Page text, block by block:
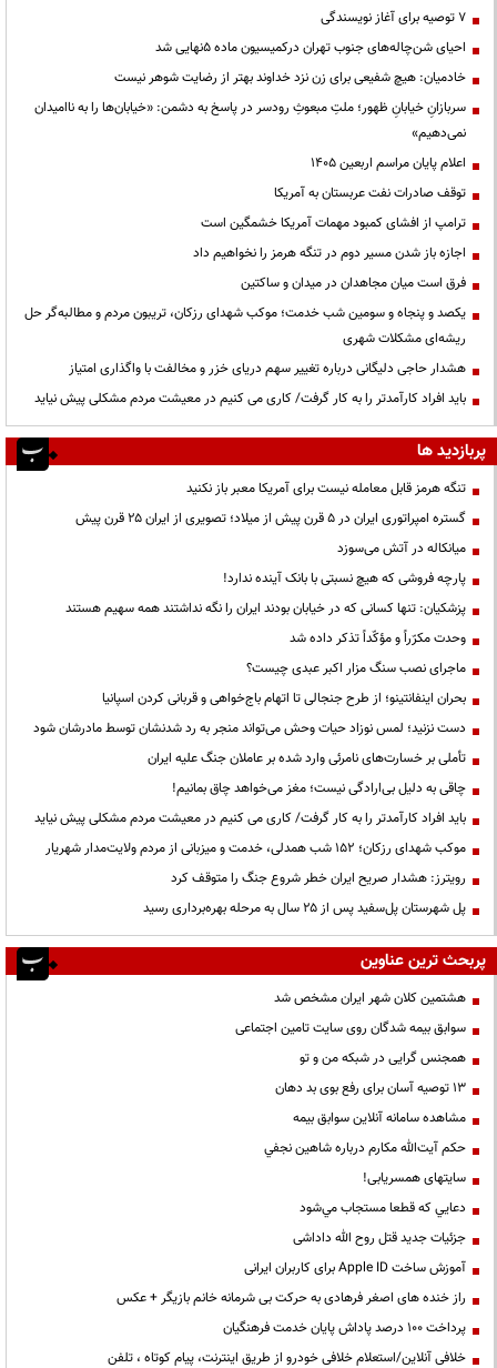
۷ توصیه برای آغاز نویسندگی
احیای شن‌چاله‌های جنوب تهران درکمیسیون ماده ۵نهایی شد
خادمیان: هیچ شفیعی برای زن نزد خداوند بهتر از رضایت شوهر نیست
سربازانِ خیابانِ ظهور؛ ملتِ مبعوثِ رودسر در پاسخ به دشمن: «خیابان‌ها را به ناامیدان
نمی‌دهیم»
اعلام پایان مراسم اربعین ۱۴۰۵
توقف صادرات نفت عربستان به آمریکا
ترامپ از افشای کمبود مهمات آمریکا خشمگین است
اجازه باز شدن مسیر دوم در تنگه هرمز را نخواهیم داد
فرق است میان مجاهدان در میدان و ساکتین
یکصد و پنجاه و سومین شب خدمت؛ موکب شهدای رزکان، تریبون مردم و مطالبه‌گر حل
ریشه‌ای مشکلات شهری
هشدار حاجی دلیگانی درباره تغییر سهم دریای خزر و مخالفت با واگذاری امتیاز
باید افراد کارآمدتر را به کار گرفت/ کاری می کنیم در معیشت مردم مشکلی پیش نیاید
پربازدید ها
تنگه هرمز قابل معامله نیست برای آمریکا معبر باز نکنید
گستره امپراتوری ایران در ۵ قرن پیش از میلاد؛ تصویری از ایران ۲۵ قرن پیش
میانکاله در آتش می‌سوزد
پارچه فروشی که هیچ نسبتی با بانک آینده ندارد!
پزشکیان: تنها کسانی که در خیابان بودند ایران را نگه نداشتند همه سهیم هستند
وحدت مکرّراً و مؤکّداً تذکر داده شد
ماجرای نصب سنگ مزار اکبر عبدی چیست؟
بحران اینفانتینو؛ از طرح جنجالی تا اتهام باج‌خواهی و قربانی کردن اسپانیا
دست نزنید؛ لمس نوزاد حیات وحش می‌تواند منجر به رد شدنشان توسط مادرشان شود
تأملی بر خسارت‌های نامرئی وارد شده بر عاملان جنگ علیه ایران
چاقی به دلیل بی‌ارادگی نیست؛ مغز می‌خواهد چاق بمانیم!
باید افراد کارآمدتر را به کار گرفت/ کاری می کنیم در معیشت مردم مشکلی پیش نیاید
موکب شهدای رزکان؛ ۱۵۲ شب همدلی، خدمت و میزبانی از مردم ولایت‌مدار شهریار
رویترز: هشدار صریح ایران خطر شروع جنگ را متوقف کرد
پل شهرستان پل‌سفید پس از ۲۵ سال به مرحله بهره‌برداری رسید
پربحث ترین عناوین
هشتمین کلان شهر ایران مشخص شد
سوابق بیمه شدگان روی سایت تامین اجتماعی
همجنس گرایی در شبکه من و تو
13 توصیه آسان برای رفع بوی بد دهان
مشاهده سامانه آنلاين سوابق بیمه
حكم آيت‌الله مكارم درباره شاهين نجفي
سایتهای همسریابی!
دعايي كه قطعا مستجاب مي‌شود
جزئیات جدید قتل روح الله داداشی
آموزش ساخت Apple ID برای کاربران ایرانی
راز خنده های اصغر فرهادی به حرکت بی شرمانه خانم بازیگر + عکس
پرداخت ۱۰۰ درصد پاداش پایان خدمت فرهنگیان
خلافی آنلاین/استعلام خلافی خودرو از طریق اینترنت، پیام کوتاه ، تلفن